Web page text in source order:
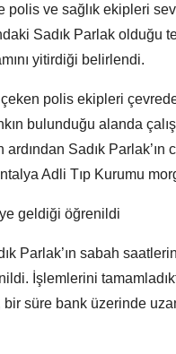
polis ve sağlık ekipleri
Sadık Parlak olduğu
yitirdiği belirlendi.
polis ekipleri
bulunduğu alanda
ardından Sadık
Adli Tıp Kurumu
geldiği öğrenildi
Parlak’ın sabah
İşlemlerini
süre bank üzerinde